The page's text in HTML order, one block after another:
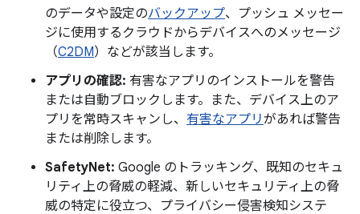
のデータや設定のバックアップ、プッシュ メッセー
ジに使用するクラウドからデバイスへのメッセージ
（C2DM）などが該当します。
アプリの確認: 有害なアプリのインストールを警告
または自動ブロックします。また、デバイス上のア
プリを常時スキャンし、 有害なアプリがあれば警告
または削除します。
SafetyNet: Google のトラッキング、既知のセキュ
リティ上の脅威の軽減、新しいセキュリティ上の脅
威の特定に役立つ、プライバシー侵害検知システ